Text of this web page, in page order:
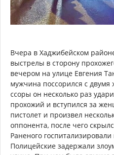
Вчера в Хаджибейском
выстрелы в сторону
вечером на улице Евгения
мужчина поссорился с
ссоры он несколько раз
прохожий и вступился за
пистолет и произвел
оппонента, после чего
Раненого
Полицейские задержали